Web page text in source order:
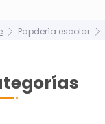
Papelería escolar